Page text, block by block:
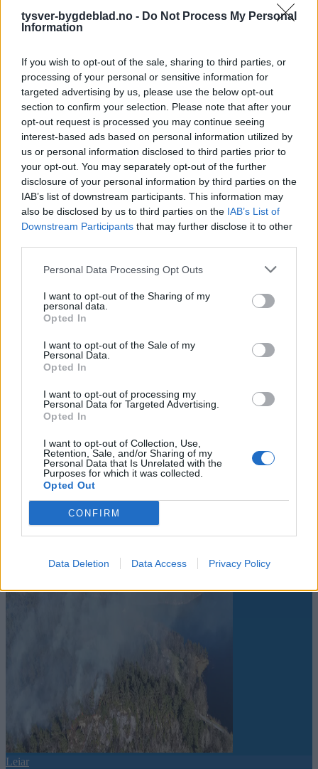
tysver-bygdeblad.no - Do Not Process My Personal
Information
If you wish to opt-out of the sale, sharing to third parties, or
processing of your personal or sensitive information for
targeted advertising by us, please use the below opt-out
section to confirm your selection. Please note that after your
opt-out request is processed you may continue seeing
interest-based ads based on personal information utilized by
us or personal information disclosed to third parties prior to
your opt-out. You may separately opt-out of the further
disclosure of your personal information by third parties on the
IAB’s list of downstream participants. This information may
also be disclosed by us to third parties on the IAB’s List of
Downstream Participants that may further disclose it to other
Personal Data Processing Opt Outs
I want to opt-out of the Sharing of my
personal data.
Opted In
I want to opt-out of the Sale of my
Personal Data.
Opted In
I want to opt-out of processing my
Personal Data for Targeted Advertising.
Opted In
I want to opt-out of Collection, Use,
Retention, Sale, and/or Sharing of my
Personal Data that Is Unrelated with the
Purposes for which it was collected.
Opted Out
CONFIRM
Data Deletion Data Access Privacy Policy
0510 – Avsluttet fest – Haugesund
En patrulje måtte sendes til en bolig like øst for sentrum av
sjenanse for nabolaget. Ansvarlig for støyen var en mann i
begynnelsen av 20-årene. Han var enig med patruljen i at det var på
tide å skru av musikken og runde av festen. Ordnet på stedet.
0526 – Avsluttet fest – Stord
En mann i begynnelsen av 30-årene hadde nachspiel i et
boligområde utenfor Leirvik. Dette ble avsluttet av politiet etter
klager fra naboene om høy musikk og feststøy. Mannen som hadde
nachspiel valgte å følge politiets oppfordring om å avslutte festen og
skru av støyen.
Nyhende
Mest lest siste syv dager
Sommerpraten
– Finner roen på hytta
Leiar